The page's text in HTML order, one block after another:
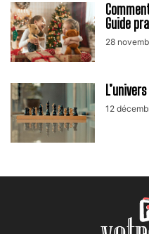
Guide
28
12